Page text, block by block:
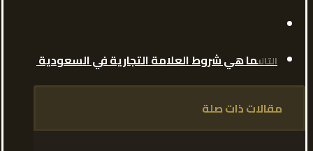
التالىما هي شروط العلامة التجارية في السعودية
مقالات ذات صلة